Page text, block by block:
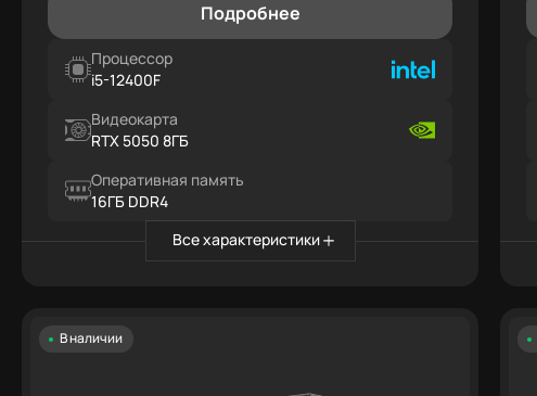
Подробнее
Процессор
i5-12400F
Видеокарта
RTX 5050 8ГБ
Оперативная память
16ГБ DDR4
Все характеристики
В наличии